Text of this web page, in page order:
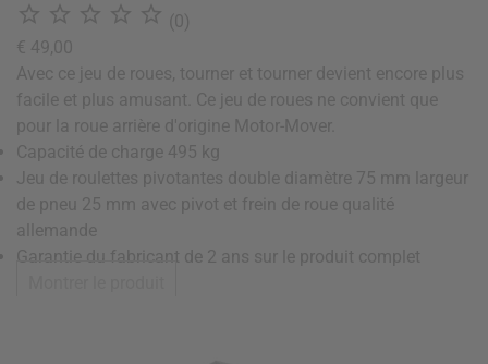
    
(0)
€ 49,00
Avec ce jeu de roues, tourner et tourner devient encore plus
facile et plus amusant. Ce jeu de roues ne convient que
pour la roue arrière d'origine Motor-Mover.
Capacité de charge 495 kg
Jeu de roulettes pivotantes double diamètre 75 mm largeur
de pneu 25 mm avec pivot et frein de roue qualité
allemande
Garantie du fabricant de 2 ans sur le produit complet